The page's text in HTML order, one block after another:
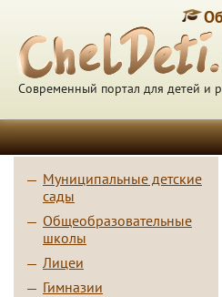
Современный портал для детей и
Муниципальные детские
сады
Общеобразовательные
школы
Лицеи
Гимназии